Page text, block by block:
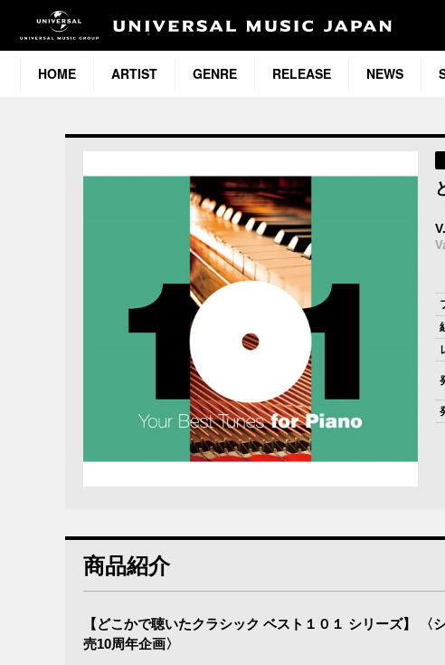
HOME ARTIST GENRE RELEASE NEWS
商品紹介
【どこかで聴いたクラシック ベスト１０１ シリーズ】
売10周年企画〉